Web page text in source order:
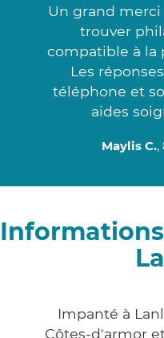
Un grand merci
trouver
compatible à la
Les
téléphone et
aides
Maylis C.,
Impanté à
Côtes-d'armor